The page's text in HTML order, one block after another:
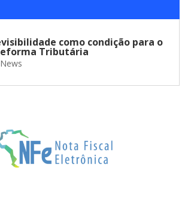
como condição para o
Tributária